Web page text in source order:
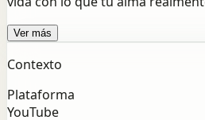
Ver más
Contexto
Plataforma
YouTube